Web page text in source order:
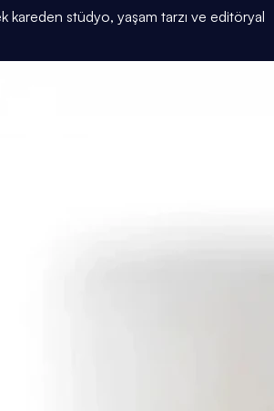
kareden stüdyo, yaşam tarzı ve editöryal